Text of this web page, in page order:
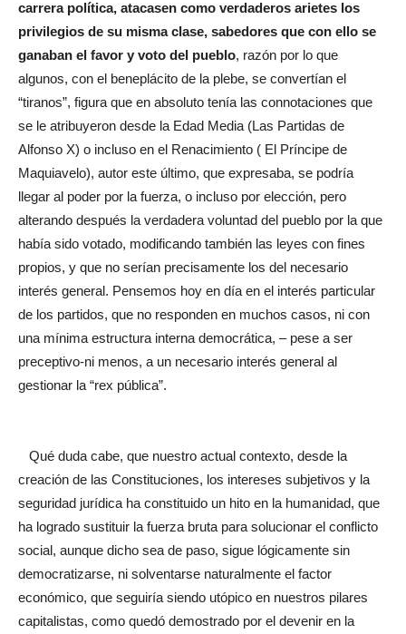
carrera política, atacasen como verdaderos arietes los
privilegios de su misma clase, sabedores que con ello se
ganaban el favor y voto del pueblo, razón por lo que
algunos, con el beneplácito de la plebe, se convertían el
“tiranos”, figura que en absoluto tenía las connotaciones que
se le atribuyeron desde la Edad Media (Las Partidas de
Alfonso X) o incluso en el Renacimiento ( El Príncipe de
Maquiavelo), autor este último, que expresaba, se podría
llegar al poder por la fuerza, o incluso por elección, pero
alterando después la verdadera voluntad del pueblo por la que
había sido votado, modificando también las leyes con fines
propios, y que no serían precisamente los del necesario
interés general. Pensemos hoy en día en el interés particular
de los partidos, que no responden en muchos casos, ni con
una mínima estructura interna democrática, – pese a ser
preceptivo-ni menos, a un necesario interés general al
gestionar la “rex pública”.
Qué duda cabe, que nuestro actual contexto, desde la
creación de las Constituciones, los intereses subjetivos y la
seguridad jurídica ha constituido un hito en la humanidad, que
ha logrado sustituir la fuerza bruta para solucionar el conflicto
social, aunque dicho sea de paso, sigue lógicamente sin
democratizarse, ni solventarse naturalmente el factor
económico, que seguiría siendo utópico en nuestros pilares
capitalistas, como quedó demostrado por el devenir en la